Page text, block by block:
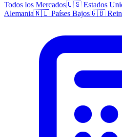
Todos los Mercados🇺🇸 Estados
Alemania🇳🇱 Países Bajos🇬🇧